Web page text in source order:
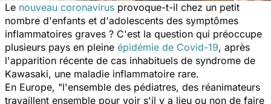
Le nouveau coronavirus provoque-t-il chez un petit
nombre d'enfants et d'adolescents des symptômes
inflammatoires graves ? C'est la question qui préoccupe
plusieurs pays en pleine épidémie de Covid-19, après
l'apparition récente de cas inhabituels de syndrome de
Kawasaki, une maladie inflammatoire rare.
En Europe, "l'ensemble des pédiatres, des réanimateurs
travaillent ensemble pour voir s'il y a lieu ou non de faire